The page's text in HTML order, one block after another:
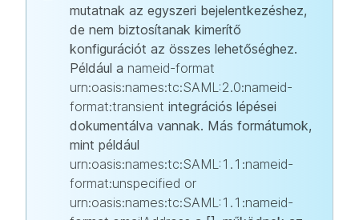
mutatnak az egyszeri bejelentkezéshez,
de nem biztosítanak kimerítő
konfigurációt az összes lehetőséghez.
Például a nameid-format
urn:oasis:names:tc:SAML:2.0:nameid-
format:transient integrációs lépései
dokumentálva vannak. Más formátumok,
mint például
urn:oasis:names:tc:SAML:1.1:nameid-
format:unspecified or
urn:oasis:names:tc:SAML:1.1:nameid-